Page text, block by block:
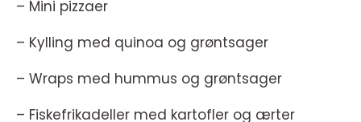
– Mini pizzaer
– Kylling med quinoa og grøntsager
– Wraps med hummus og grøntsager
– Fiskefrikadeller med kartofler og ærter